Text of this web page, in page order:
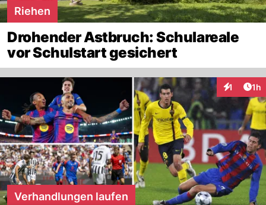
Riehen
Drohender Astbruch: Schulareale
vor Schulstart gesichert
1 1h
Verhandlungen laufen